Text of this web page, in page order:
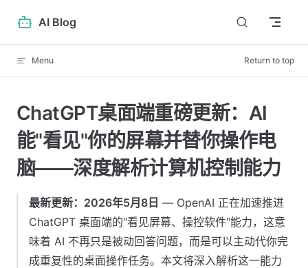
Skip to content
AI Blog
Menu Return to top
ChatGPT桌面端重磅更新：AI
能"看见"你的屏幕并替你操作电
脑——深度解析计算机控制能力
最新更新：2026年5月8日 — OpenAI 正在加速推进
ChatGPT 桌面端的"看见屏幕、操控软件"能力，这意
味着 AI 不再只是被动回答问题，而是可以主动代你完
成重复性的桌面操作任务。本文将深入解析这一能力